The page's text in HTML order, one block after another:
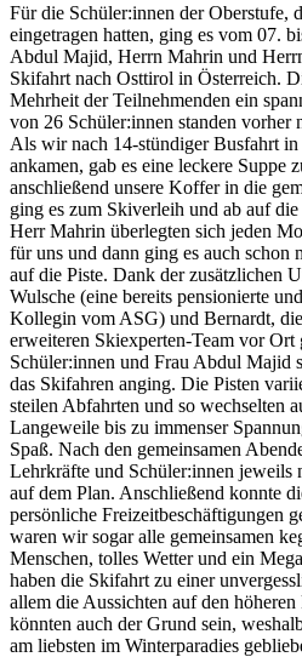
Für die Schüler:innen der Oberstufe,
eingetragen hatten, ging es vom 07.
Abdul Majid, Herrn Mahrin und
Skifahrt nach Osttirol in Österreich.
Mehrheit der Teilnehmenden ein
von 26 Schüler:innen standen vorher
Als wir nach 14-stündiger Busfahrt
ankamen, gab es eine leckere Suppe
anschließend unsere Koffer in die
ging es zum Skiverleih und ab auf
Herr Mahrin überlegten sich jeden
für uns und dann ging es auch schon
auf die Piste. Dank der zusätzlichen
Wulsche (eine bereits pensionierte
Kollegin vom ASG) und Bernardt,
erweiteren Skiexperten-Team vor Ort
Schüler:innen und Frau Abdul Majid
das Skifahren anging. Die Pisten
steilen Abfahrten und so wechselten
Langeweile bis zu immenser
Spaß. Nach den gemeinsamen
Lehrkräfte und Schüler:innen jeweils
auf dem Plan. Anschließend konnte
persönliche Freizeitbeschäftigungen
waren wir sogar alle gemeinsamen
Menschen, tolles Wetter und ein
haben die Skifahrt zu einer
allem die Aussichten auf den
könnten auch der Grund sein,
am liebsten im Winterparadies